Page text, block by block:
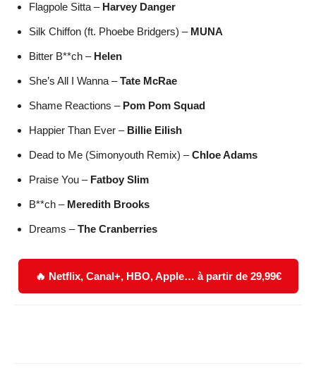
Flagpole Sitta –Harvey Danger
Silk Chiffon (ft. Phoebe Bridgers) – MUNA
Bitter B**ch – Helen
She’s All I Wanna –Tate McRae
Shame Reactions – Pom Pom Squad
Happier Than Ever – Billie Eilish
Dead to Me (Simonyouth Remix) –Chloe Adams
Praise You – Fatboy Slim
B**ch – Meredith Brooks
Dreams –The Cranberries
🔥 Netflix, Canal+, HBO, Apple… à partir de 29,99€